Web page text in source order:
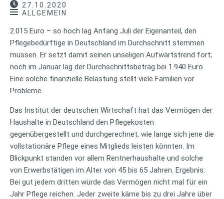
27.10.2020
ALLGEMEIN
2.015 Euro – so hoch lag Anfang Juli der Eigenanteil, den
Pflegebedürftige in Deutschland im Durchschnitt stemmen
müssen. Er setzt damit seinen unseligen Aufwärtstrend fort;
noch im Januar lag der Durchschnittsbetrag bei 1.940 Euro.
Eine solche finanzielle Belastung stellt viele Familien vor
Probleme.
Das Institut der deutschen Wirtschaft hat das Vermögen der
Haushalte in Deutschland den Pflegekosten
gegenübergestellt und durchgerechnet, wie lange sich jene die
vollstationäre Pflege eines Mitglieds leisten könnten. Im
Blickpunkt standen vor allem Rentnerhaushalte und solche
von Erwerbstätigen im Alter von 45 bis 65 Jahren. Ergebnis:
Bei gut jedem dritten würde das Vermögen nicht mal für ein
Jahr Pflege reichen. Jeder zweite käme bis zu drei Jahre über